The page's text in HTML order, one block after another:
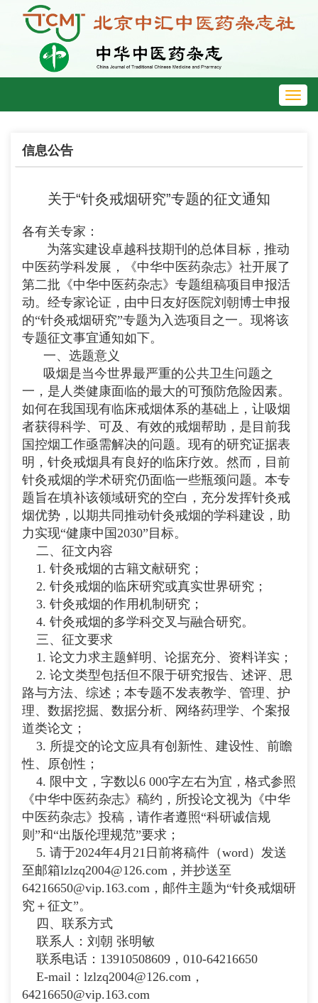
信息公告
关于“针灸戒烟研究”专题的征文通知
各有关专家：
为落实建设卓越科技期刊的总体目标，推动
中医药学科发展，《中华中医药杂志》社开展了
第二批《中华中医药杂志》专题组稿项目申报活
动。经专家论证，由中日友好医院刘朝博士申报
的“针灸戒烟研究”专题为入选项目之一。现将该
专题征文事宜通知如下。
一、选题意义
吸烟是当今世界最严重的公共卫生问题之
一，是人类健康面临的最大的可预防危险因素。
如何在我国现有临床戒烟体系的基础上，让吸烟
者获得科学、可及、有效的戒烟帮助，是目前我
国控烟工作亟需解决的问题。现有的研究证据表
明，针灸戒烟具有良好的临床疗效。然而，目前
针灸戒烟的学术研究仍面临一些瓶颈问题。本专
题旨在填补该领域研究的空白，充分发挥针灸戒
烟优势，以期共同推动针灸戒烟的学科建设，助
力实现“健康中国2030”目标。
二、征文内容
1. 针灸戒烟的古籍文献研究；
2. 针灸戒烟的临床研究或真实世界研究；
3. 针灸戒烟的作用机制研究；
4. 针灸戒烟的多学科交叉与融合研究。
三、征文要求
1. 论文力求主题鲜明、论据充分、资料详实；
2. 论文类型包括但不限于研究报告、述评、思
路与方法、综述；本专题不发表教学、管理、护
理、数据挖掘、数据分析、网络药理学、个案报
道类论文；
3. 所提交的论文应具有创新性、建设性、前瞻
性、原创性；
4. 限中文，字数以6 000字左右为宜，格式参照
《中华中医药杂志》稿约，所投论文视为《中华
中医药杂志》投稿，请作者遵照“科研诚信规
则”和“出版伦理规范”要求；
5. 请于2024年4月21日前将稿件（word）发送
至邮箱lzlzq2004@126.com ，并抄送至
64216650@vip.163.com ，邮件主题为“针灸戒烟研
究＋征文”。
四、联系方式
联系人：刘朝 张明敏
联系电话：13910508609，010-64216650
E-mail： lzlzq2004@126.com ，
64216650@vip.163.com